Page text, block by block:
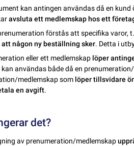
kan antingen användas då en
avsluta ett medlemskap hos ett
förstås att specifika varor,
att någon ny beställning sker. Detta i
eller ett medlemskap löper
användas både då en
medlemskap som löper tillsvidare
en avgift.
det?
av prenumeration/medlemskap